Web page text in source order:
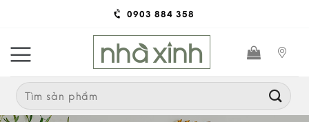
content
0903 884 358
Search
for: